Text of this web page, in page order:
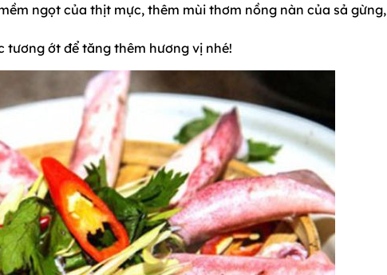
ngọt của thịt mực, thêm mùi thơm nồng nàn của sả gừng,
tương ớt để tăng thêm hương vị nhé!